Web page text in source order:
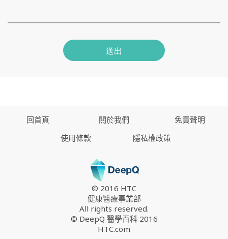
送出
回首頁 關於我們
免責聲明
使用條款
隱私權政策
© 2016 HTC
健康醫療事業部
All rights reserved.
© DeepQ 醫學百科 2016
HTC.com